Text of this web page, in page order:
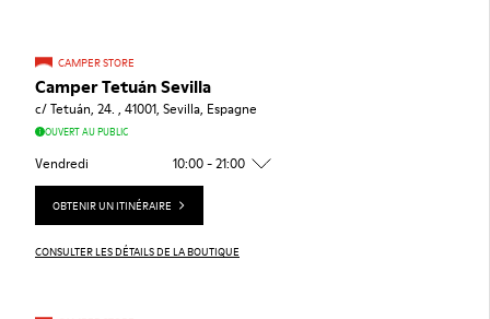
CAMPER STORE
Camper Tetuán Sevilla
c/ Tetuán, 24. , 41001, Sevilla, Espagne
OUVERT AU PUBLIC
Vendredi 10:00 - 21:00
OBTENIR UN ITINÉRAIRE
CONSULTER LES DÉTAILS DE LA BOUTIQUE